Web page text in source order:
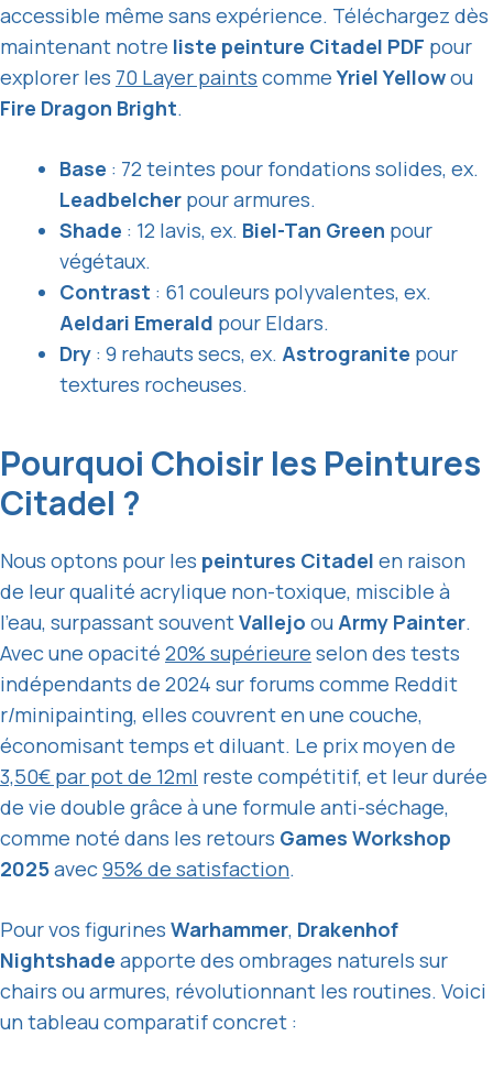
accessible même sans expérience. Téléchargez dès
maintenant notre liste peinture Citadel PDF pour
explorer les 70 Layer paints commeYriel Yellowou
Fire Dragon Bright.
Base : 72 teintes pour fondations solides, ex.
Leadbelcher pour armures.
Shade : 12 lavis, ex. Biel-Tan Green pour
végétaux.
Contrast : 61 couleurs polyvalentes, ex.
Aeldari Emerald pour Eldars.
Dry : 9 rehauts secs, ex. Astrogranite pour
textures rocheuses.
Pourquoi Choisir les Peintures
Citadel ?
Nous optons pour les peintures Citadel en raison
de leur qualité acrylique non-toxique, miscible à
l’eau, surpassant souventVallejo ouArmy Painter.
Avec une opacité 20% supérieure selon des tests
indépendants de 2024 sur forums comme Reddit
r/minipainting, elles couvrent en une couche,
économisant temps et diluant. Le prix moyen de
3,50€ par pot de 12ml reste compétitif, et leur durée
de vie double grâce à une formule anti-séchage,
comme noté dans les retours Games Workshop
2025avec95% de satisfaction.
Pour vos figurines Warhammer, Drakenhof
Nightshade apporte des ombrages naturels sur
chairs ou armures, révolutionnant les routines. Voici
un tableau comparatif concret :